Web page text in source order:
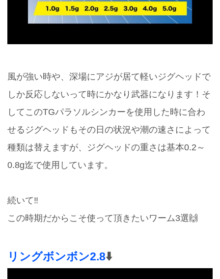
風が強い時や、深場にアジが居て軽いジグヘッドで
しか反応しないって時にかなり武器になります！そ
してこのTGパラソルシンカーを使用した時に合わ
せるジグヘッドもその日の状況や潮の速さによって
種類は替えますが、ジグヘッドの重さは基本0.2～
0.8g迄で使用しています。
続いて‼️
この時期だからこそ使って頂きたいワーム3選🙌
リングボンボン2.8⬇️